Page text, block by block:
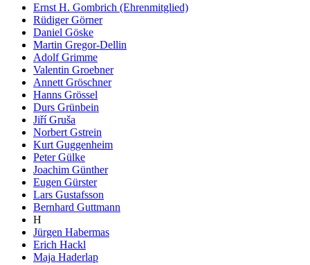
Ernst H. Gombrich (Ehrenmitglied)
Rüdiger Görner
Daniel Göske
Martin Gregor-Dellin
Adolf Grimme
Valentin Groebner
Annett Gröschner
Hanns Grössel
Durs Grünbein
Jiří Gruša
Norbert Gstrein
Kurt Guggenheim
Peter Gülke
Joachim Günther
Eugen Gürster
Lars Gustafsson
Bernhard Guttmann
H
Jürgen Habermas
Erich Hackl
Maja Haderlap